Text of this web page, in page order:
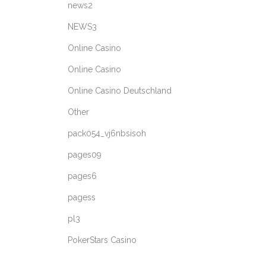
news2
NEWS3
Online Casino
Online Casino
Online Casino Deutschland
Other
pack054_vj6nbsisoh
pages09
pages6
pagess
pl3
PokerStars Casino